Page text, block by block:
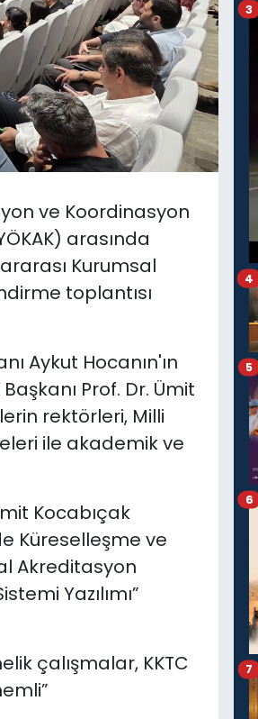
ve Koordinasyon
arasında
Kurumsal
toplantısı
Aykut Hocanın'ın
Prof. Dr. Ümit
rektörleri, Milli
ile akademik ve
Kocabıçak
Küreselleşme ve
Akreditasyon
Yazılımı”
çalışmalar, KKTC
3
4
5
6
7